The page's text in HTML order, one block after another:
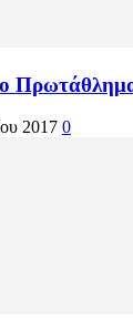
2017 0